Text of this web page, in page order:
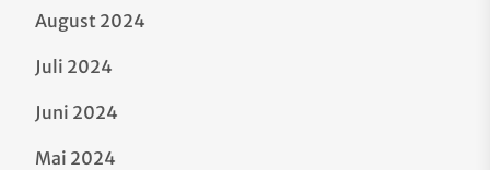
August 2024
Juli 2024
Juni 2024
Mai 2024